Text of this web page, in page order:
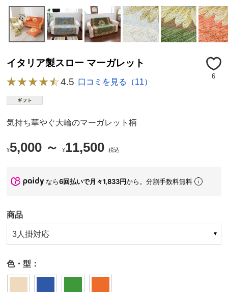
イタリア製スロー マーガレット
6
4.5 口コミを見る（11）
気持ち華やぐ大輪のマーガレット柄
¥5,000 ～¥11,500 税込
なら6回払いで月々1,833円から。分割手数料無料
商品
3人掛対応
色・型：